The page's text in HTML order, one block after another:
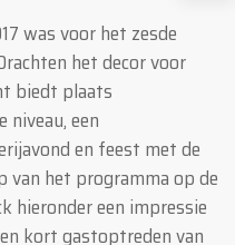
was voor het zesde
het decor voor
biedt plaats
een
en feest met de
van het programma op de
hieronder een impressie
kort gastoptreden van